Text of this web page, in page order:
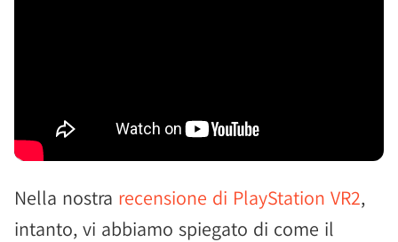
Nella nostra recensione di PlayStation VR2,
intanto, vi abbiamo spiegato di come il